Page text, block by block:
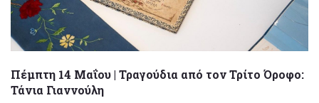
Πέμπτη 14 Μαΐου | Τραγούδια από τον Τρίτο Όροφο:
Τάνια Γιαννούλη